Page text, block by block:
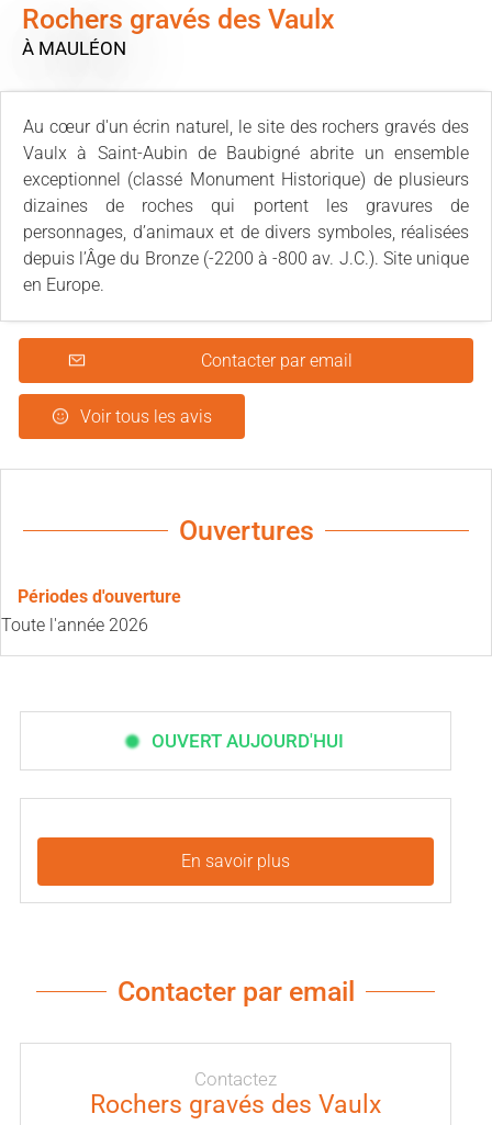
Rochers gravés des Vaulx
À MAULÉON
Au cœur d'un écrin naturel, le site des rochers gravés des
Vaulx à Saint-Aubin de Baubigné abrite un ensemble
exceptionnel (classé Monument Historique) de plusieurs
dizaines de roches qui portent les gravures de
personnages, d’animaux et de divers symboles, réalisées
depuis l’Âge du Bronze (-2200 à -800 av. J.C.). Site unique
en Europe.
Contacter par email
Voir tous les avis
Ouvertures
Périodes d'ouverture
Toute l'année 2026
OUVERT AUJOURD'HUI
En savoir plus
Contacter par email
Contactez
Rochers gravés des Vaulx